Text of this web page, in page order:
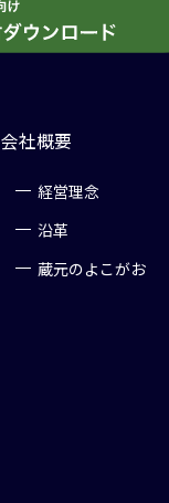
会社概要
経営理念
沿革
蔵元のよこがお